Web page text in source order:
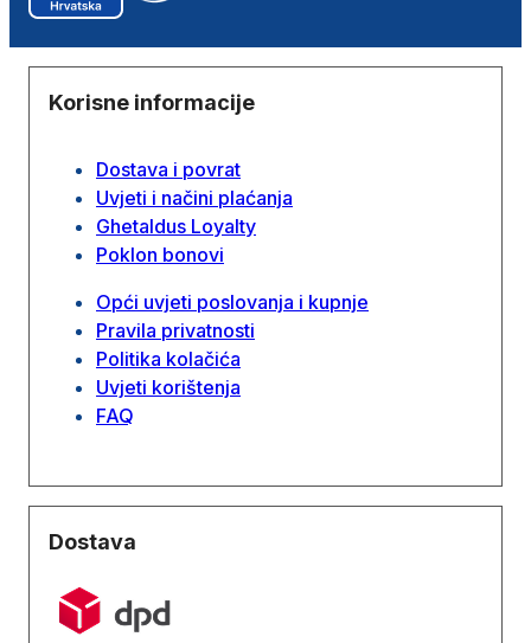
Korisne informacije
Dostava i povrat
Uvjeti i načini plaćanja
Ghetaldus Loyalty
Poklon bonovi
Opći uvjeti poslovanja i kupnje
Pravila privatnosti
Politika kolačića
Uvjeti korištenja
FAQ
Dostava